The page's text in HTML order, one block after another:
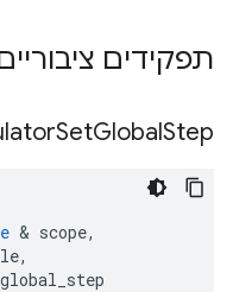
תפקידים
SetGlobalStep
& scope,
,